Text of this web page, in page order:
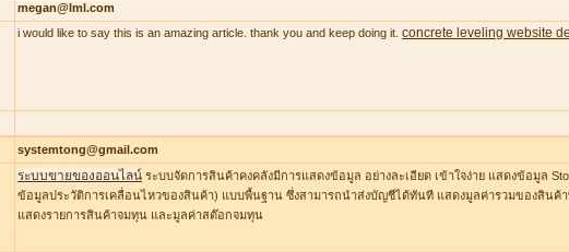
megan@lml.com
i would like to say this is an amazing article. thank you and keep doing it. concrete leveling website
systemtong@gmail.com
ระบบขายของออนไลน์ ระบบจัดการสินค้าคงคลังมีการแสดงข้อมูล อย่างละเอียด เข้าใจง่าย แสดงข้อมูล
ข้อมูลประวัติการเคลื่อนไหวของสินค้า) แบบพื้นฐาน ซึ่งสามารถนำส่งบัญชีได้ทันที แสดงมูลค่ารวมของสินค้
แสดงรายการสินค้าจมทุน และมูลค่าสต๊อกจมทุน